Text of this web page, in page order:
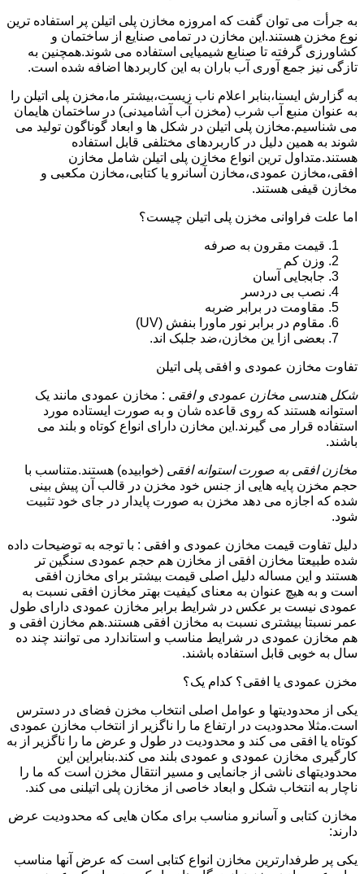
به جرأت می توان گفت که امروزه مخازن پلی اتیلن پر استفاده ترین
نوع مخزن هستند.این مخازن در تمامی صنایع از ساختمان و
کشاورزی گرفته تا صنایع شیمیایی استفاده می شوند.همچنین به
تازگی نیز جمع آوری آب باران به این کاربردها اضافه شده است.
به گزارش ایسنا،بنابر اعلام ناب زیست،بیشتر ما،مخزن پلی اتیلن را
به عنوان منبع آب شرب (مخزن آب آشامیدنی) در ساختمان هایمان
می شناسیم.مخازن پلی اتیلن در شکل ها و ابعاد گوناگون تولید می
شوند به همین دلیل در کاربردهای مختلفی قابل استفاده
هستند.متداول ترین انواع مخازن پلی اتیلن شامل مخازن
افقی،مخازن عمودی،مخازن آسانرو یا کتابی،مخازن مکعبی و
مخازن قیفی هستند.
اما علت فراوانی مخزن پلی اتیلن چیست؟
قیمت مقرون به صرفه
وزن کم
جابجایی آسان
نصب بی دردسر
مقاومت در برابر ضربه
مقاوم در برابر نور ماورا بنفش (UV)
بعضی ازا ین مخازن،ضد جلبک اند.
تفاوت مخازن عمودی و افقی پلی اتیلن
شکل هندسی مخازن عمودی و افقی : مخازن عمودی مانند یک
استوانه هستند که روی قاعده شان و به صورت ایستاده مورد
استفاده قرار می گیرند.این مخازن دارای انواع کوتاه و بلند می
باشند.
مخازن افقی به صورت استوانه افقی (خوابیده) هستند.متناسب با
حجم مخزن پایه هایی از جنس خود مخزن در قالب آن پیش بینی
شده که اجازه می دهد مخزن به صورت پایدار در جای خود تثبیت
شود.
دلیل تفاوت قیمت مخازن عمودی و افقی : با توجه به توضیحات داده
شده طبیعتا مخازن افقی از مخازن هم حجم عمودی سنگین تر
هستند و این مساله دلیل اصلی قیمت بیشتر برای مخازن افقی
است و به هیچ عنوان به معنای کیفیت بهتر مخازن افقی نسبت به
عمودی نیست بر عکس در شرایط برابر مخازن عمودی دارای طول
عمر نسبتا بیشتری نسبت به مخازن افقی هستند.هم مخازن افقی و
هم مخازن عمودی در شرایط مناسب و استاندارد می توانند چند ده
سال به خوبی قابل استفاده باشند.
مخزن عمودی یا افقی؟ کدام یک؟
یکی از محدودیتها و عوامل اصلی انتخاب مخزن فضای در دسترس
است.مثلا محدودیت در ارتفاع ما را ناگزیر از انتخاب مخازن عمودی
کوتاه یا افقی می کند و محدودیت در طول و عرض ما را ناگزیر از به
کارگیری مخازن عمودی و عمودی بلند می کند.بنابراین این
محدودیتهای ناشی از جانمایی و مسیر انتقال مخزن است که ما را
ناچار به انتخاب شکل و ابعاد خاصی از مخازن پلی اتیلنی می کند.
مخازن کتابی و آسانرو مناسب برای مکان هایی که محدودیت عرض
دارند:
یکی پر طرفدارترین مخازن انواع کتابی است که عرض آنها مناسب